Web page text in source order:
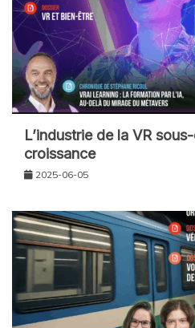
L’industrie de la VR
croissance
2025-06-05